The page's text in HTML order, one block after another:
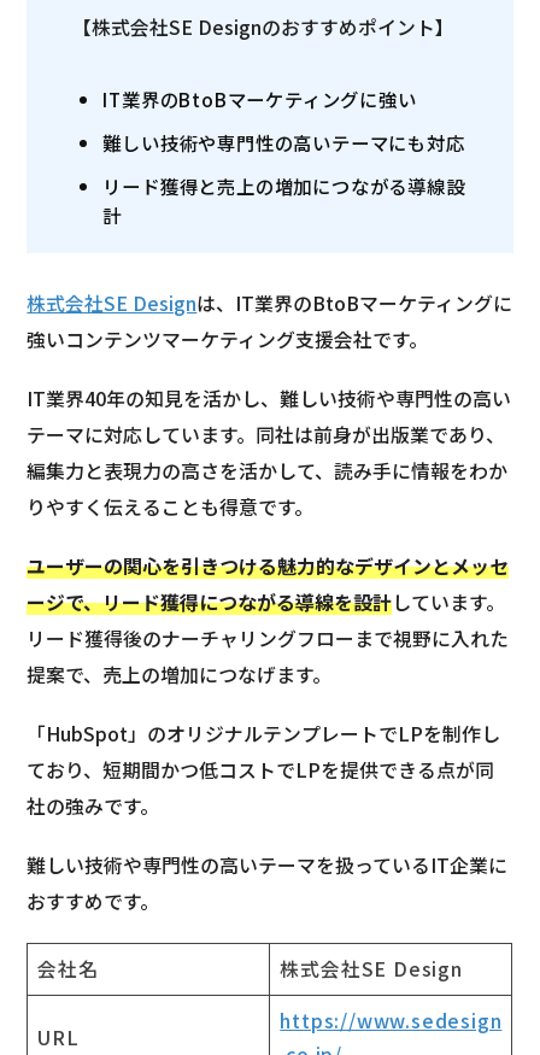
【株式会社SE Designのおすすめポイント】
IT業界のBtoBマーケティングに強い
難しい技術や専門性の高いテーマにも対応
リード獲得と売上の増加につながる導線設
計
株式会社SE Designは、IT業界のBtoBマーケティングに
強いコンテンツマーケティング支援会社です。
IT業界40年の知見を活かし、難しい技術や専門性の高い
テーマに対応しています。同社は前身が出版業であり、
編集力と表現力の高さを活かして、読み手に情報をわか
りやすく伝えることも得意です。
ユーザーの関心を引きつける魅力的なデザインとメッセ
ージで、リード獲得につながる導線を設計しています。
リード獲得後のナーチャリングフローまで視野に入れた
提案で、売上の増加につなげます。
「HubSpot」のオリジナルテンプレートでLPを制作し
ており、短期間かつ低コストでLPを提供できる点が同
社の強みです。
難しい技術や専門性の高いテーマを扱っているIT企業に
おすすめです。
会社名 株式会社SE Design
URL
https://www.sedesign